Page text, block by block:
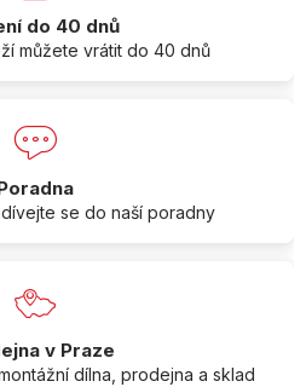
do 40 dnů
můžete vrátit do 40 dnů
se do naší poradny
v Praze
dílna, prodejna a sklad